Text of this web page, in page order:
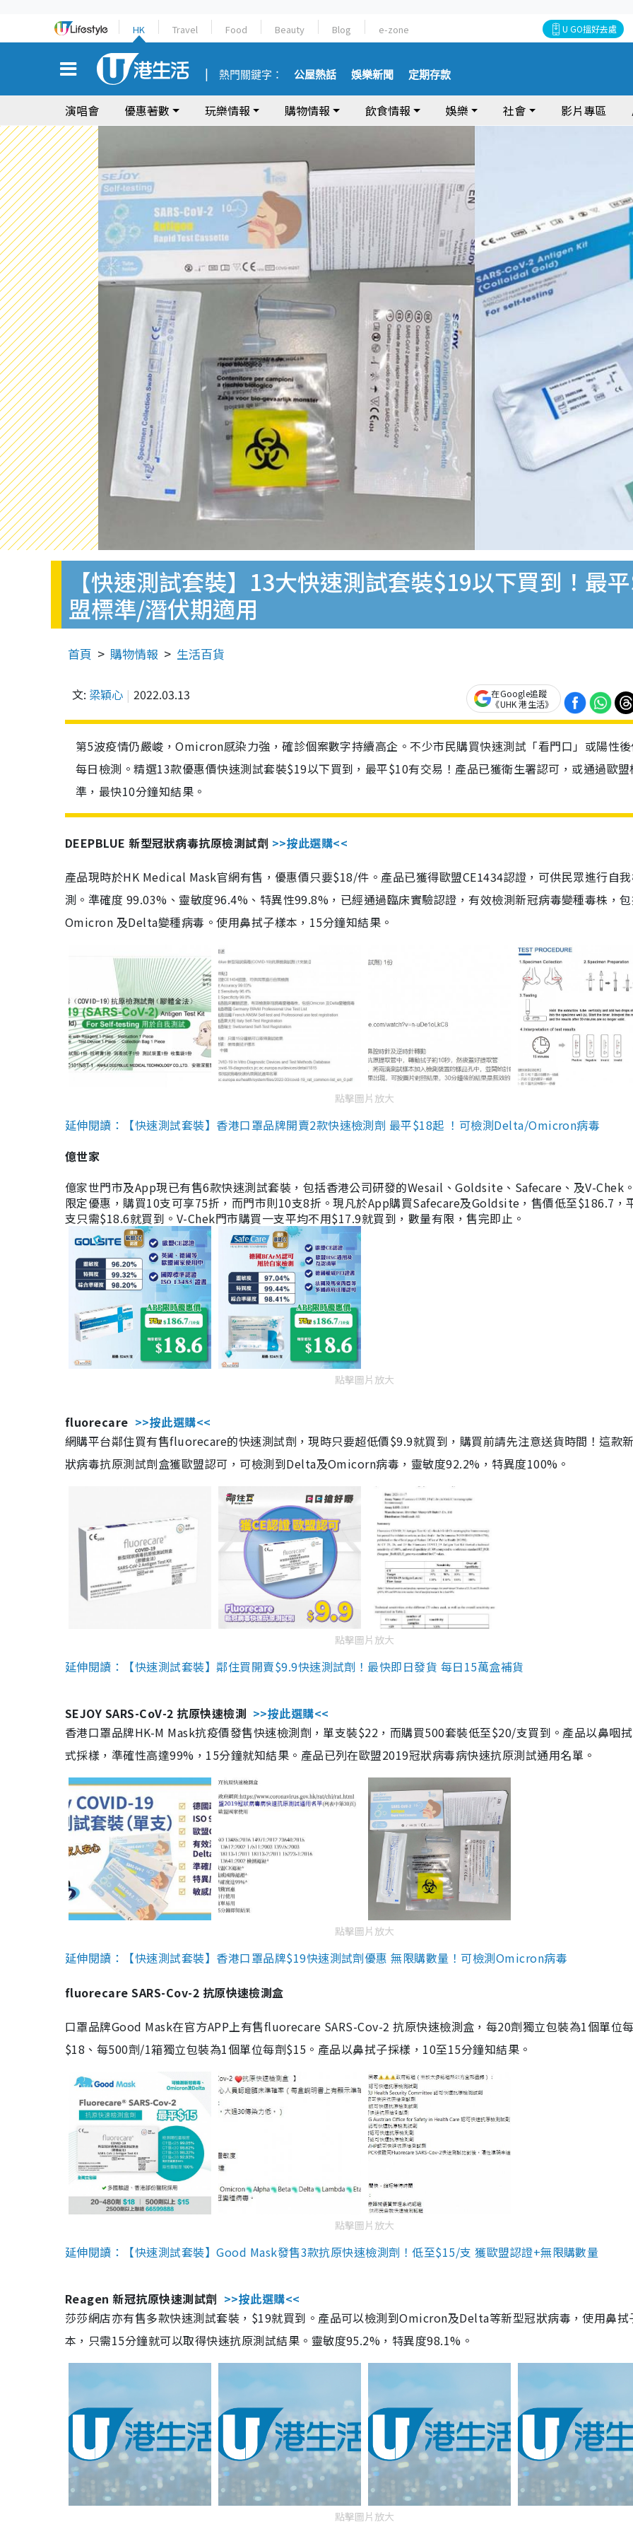
HK Travel Food Beauty Blog e-zone U GO搵好去處
熱門關鍵字： 公屋熱話 娛樂新聞 定期存款
演唱會 優惠著數 玩樂情報 購物情報 飲食情報 娛樂 社會 影片專區
【快速測試套裝】13大快速測試套裝$19以下買到！最
盟標準/潛伏期適用
首頁 購物情報 生活百貨
文: 梁穎心 2022.03.13
在Google追蹤
《UHK 港生活》
第5波疫情仍嚴峻，Omicron感染力強，確診個案數字持續高企。不少市民購買快速測試「看門口」或陽性
每日檢測。精選13款優惠價快速測試套裝$19以下買到，最平$10有交易！產品已獲衛生署認可，或通過歐盟
準，最快10分鐘知結果。
DEEPBLUE 新型冠狀病毒抗原檢測試劑 >>按此選購<<
產品現時於HK Medical Mask官網有售，優惠價只要$18/件。產品已獲得歐盟CE1434認證，可供民眾進行自
測。準確度 99.03%、靈敏度96.4%、特異性99.8%，已經通過臨床實驗認證，有效檢測新冠病毒變種毒株，
Omicron 及Delta變種病毒。使用鼻拭子樣本，15分鐘知結果。
點擊圖片放大
延伸閱讀：【快速測試套裝】香港口罩品牌開賣2款快速檢測劑 最平$18起 ！可檢測Delta/Omicron病毒
億世家
億家世門市及App現已有售6款快速測試套裝，包括香港公司研發的Wesail、Goldsite、Safecare、及V-Chek
限定優惠，購買10支可享75折，而門市則10支8折。現凡於App購買Safecare及Goldsite，售價低至$186.7，
支只需$18.6就買到。V-Chek門市購買一支平均不用$17.9就買到，數量有限，售完即止。
點擊圖片放大
fluorecare >>按此選購<<
網購平台鄰住買有售fluorecare的快速測試劑，現時只要超低價$9.9就買到，購買前請先注意送貨時間！這款
狀病毒抗原測試劑盒獲歐盟認可，可檢測到Delta及Omicorn病毒，靈敏度92.2%，特異度100%。
點擊圖片放大
延伸閱讀：【快速測試套裝】鄰住買開賣$9.9快速測試劑！最快即日發貨 每日15萬盒補貨
SEJOY SARS-CoV-2 抗原快速檢測 >>按此選購<<
香港口罩品牌HK-M Mask抗疫價發售快速檢測劑，單支裝$22，而購買500套裝低至$20/支買到。產品以鼻咽
式採樣，準確性高達99%，15分鐘就知結果。產品已列在歐盟2019冠狀病毒病快速抗原測試通用名單。
點擊圖片放大
延伸閱讀：【快速測試套裝】香港口罩品牌$19快速測試劑優惠 無限購數量！可檢測Omicron病毒
fluorecare SARS-Cov-2 抗原快速檢測盒
口罩品牌Good Mask在官方APP上有售fluorecare SARS-Cov-2 抗原快速檢測盒，每20劑獨立包裝為1個單位
$18、每500劑/1箱獨立包裝為1個單位每劑$15。產品以鼻拭子採樣，10至15分鐘知結果。
點擊圖片放大
延伸閱讀：【快速測試套裝】Good Mask發售3款抗原快速檢測劑！低至$15/支 獲歐盟認證+無限購數量
Reagen 新冠抗原快速測試劑 >>按此選購<<
莎莎網店亦有售多款快速測試套裝，$19就買到。產品可以檢測到Omicron及Delta等新型冠狀病毒，使用鼻拭
本，只需15分鐘就可以取得快速抗原測試結果。靈敏度95.2%，特異度98.1%。
點擊圖片放大